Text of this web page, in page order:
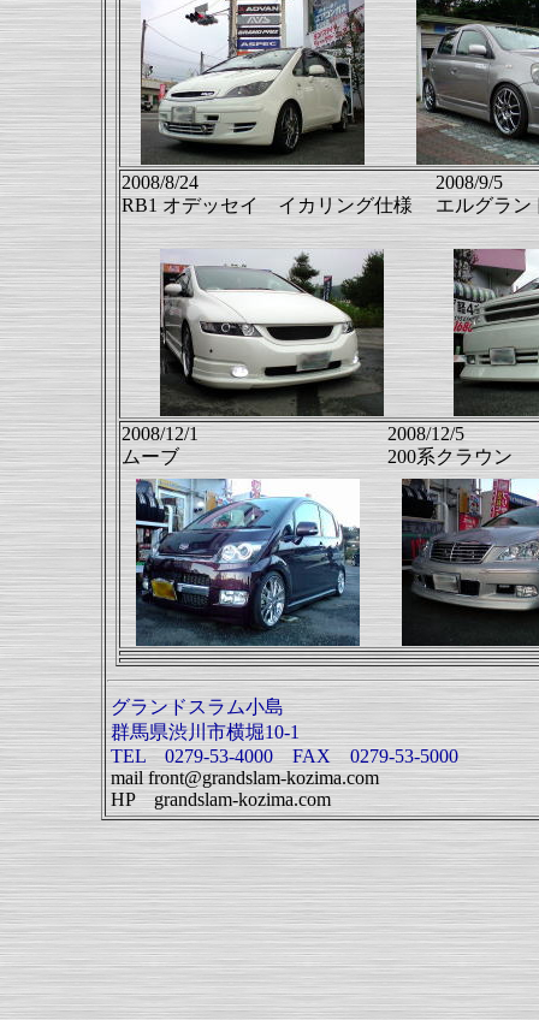
2008/8/24
RB1 オデッセイ イカリング仕様
2008/9/5
エルグラ
2008/12/1
ムーブ
2008/12/5
200系クラウン
グランドスラム小島
群馬県渋川市横堀10-1
TEL 0279-53-4000 FAX 0279-53-5000
mail front@grandslam-kozima.com
HP grandslam-kozima.com